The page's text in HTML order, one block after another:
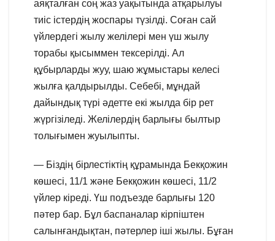
аяқталған соң жаз уақытында атқарылуы
тиіс істердің жоспары түзілді. Соған сай
үйлердегі жылу желілері мен үш жылу
торабы қысыммен тексерілді. Ал
құбырларды жуу, шаю жұмыстары келесі
жылға қалдырылды. Себебі, мұндай
дайындық түрі әдетте екі жылда бір рет
жүргізіледі. Желілердің барлығы былтыр
толығымен жуылыпты.
— Біздің бірлестіктің құрамында Бекқожин
көшесі, 11/1 және Бекқожин көшесі, 11/2
үйлер кіреді. Үш подъезде барлығы 120
пәтер бар. Бұл баспаналар кірпіштен
салынғандықтан, пәтерлер іші жылы. Бұған